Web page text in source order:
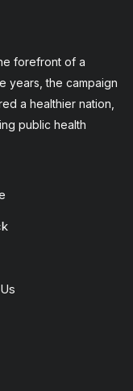
forefront of a
years, the campaign
a healthier nation,
public health